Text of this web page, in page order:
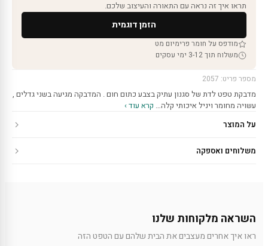
תראו איך זה נראה עם התאורה והעיצוב שלכם.
הזמן דוגמית
מודפס על חומר פרימיום מט
משלוח תוך 3-12 ימי עסקים
מספר פריט: 2057
מדבקת טפט לדת של סגנון עתיק בצבע כתום חום . המדבקה מגיעה בשני גדלים ,
עשויה מחומר ויניל איכותי קלה… קרא עוד ›
על המוצר
משלוחים ואספקה
השראה מלקוחות שלנו
ראו איך אחרים מעצבים את הבית שלהם עם הטפט הזה